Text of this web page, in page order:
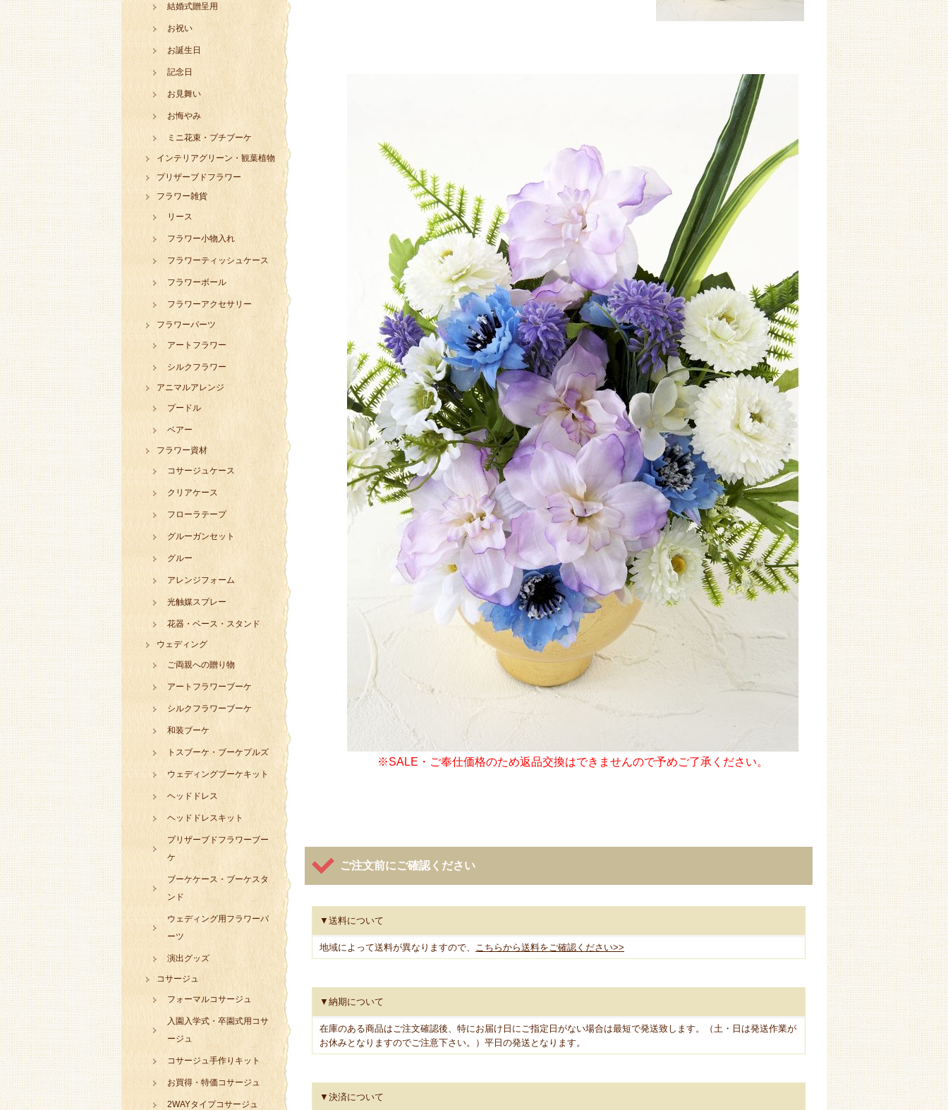
※SALE・ご奉仕価格のため返品交換はできませんので予めご了承ください。
ご注文前にご確認ください
▼送料について
地域によって送料が異なりますので、 こちらから送料をご確認ください>>
▼納期について
在庫のある商品はご注文確認後、特にお届け日にご指定日がない場合は最短で発送致します。（土・日は発送作業が
お休みとなりますのでご注意下さい。）平日の発送となります。
▼決済について
結婚式贈呈用
お祝い
お誕生日
記念日
お見舞い
お悔やみ
ミニ花束・プチブーケ
インテリアグリーン・観葉植物
プリザーブドフラワー
フラワー雑貨
リース
フラワー小物入れ
フラワーティッシュケース
フラワーボール
フラワーアクセサリー
フラワーパーツ
アートフラワー
シルクフラワー
アニマルアレンジ
プードル
ベアー
フラワー資材
コサージュケース
クリアケース
フローラテープ
グルーガンセット
グルー
アレンジフォーム
光触媒スプレー
花器・ベース・スタンド
ウェディング
ご両親への贈り物
アートフラワーブーケ
シルクフラワーブーケ
和装ブーケ
トスブーケ・ブーケプルズ
ウェディングブーケキット
ヘッドドレス
ヘッドドレスキット
プリザーブドフラワーブー
ケ
ブーケケース・ブーケスタ
ンド
ウェディング用フラワーパ
ーツ
演出グッズ
コサージュ
フォーマルコサージュ
入園入学式・卒園式用コサ
ージュ
コサージュ手作りキット
お買得・特価コサージュ
2WAYタイプコサージュ